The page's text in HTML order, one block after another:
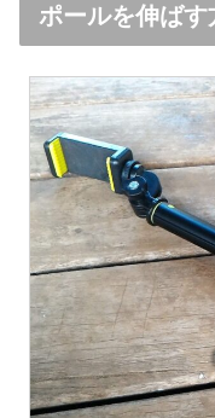
ポールを伸ばす